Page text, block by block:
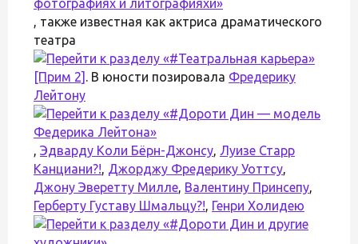
, также известная как актриса драматического
театра
[Прим 2] . В юности позировала Фредерику
Лейтону
, Эдварду Коли Бёрн-Джонсу, Луизе Старр
Канциани?!, Джорджу Фредерику Уоттсу,
Джону Эверетту Милле, Валентину Принсепу,
Герберту Густаву Шмальцу?!, Генри Холидею